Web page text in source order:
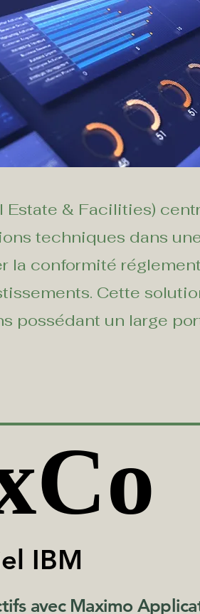
Estate & Facilities)
techniques dans
la conformité
Cette
possédant un large
IBM
IBM
avec Maximo